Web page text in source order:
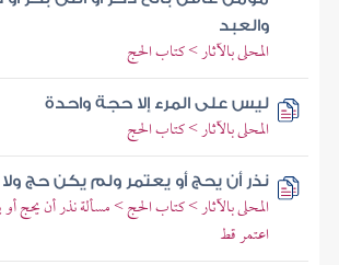
والعبد
المحلى بالآثار > كتاب الحج
ليس على المرء إلا حجة واحدة
المحلى بالآثار > كتاب الحج
نذر أن يحج أو يعتمر ولم يكن حج
المحلى بالآثار > كتاب الحج > مسألة نذر أن يحج
اعتمر قط